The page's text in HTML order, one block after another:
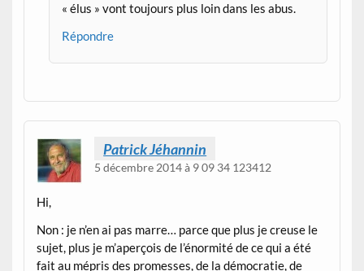
« élus » vont toujours plus loin dans les abus.
Répondre
Patrick Jéhannin
5 décembre 2014 à 9 09 34 123412
Hi,
Non : je n’en ai pas marre… parce que plus je creuse le
sujet, plus je m’aperçois de l’énormité de ce qui a été
fait au mépris des promesses, de la démocratie, de